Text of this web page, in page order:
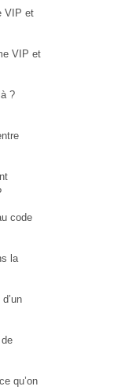
VIP et
VIP et
?
code
la
qu’on